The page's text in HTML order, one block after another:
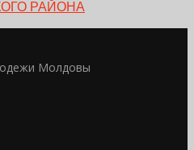
РАЙОНА
Молдовы